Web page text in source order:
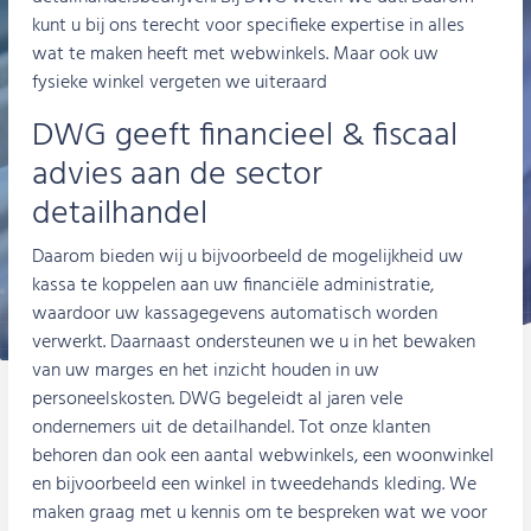
kunt u bij ons terecht voor specifieke expertise in alles
wat te maken heeft met webwinkels. Maar ook uw
fysieke winkel vergeten we uiteraard
DWG geeft financieel & fiscaal
advies aan de sector
detailhandel
Daarom bieden wij u bijvoorbeeld de mogelijkheid uw
kassa te koppelen aan uw financiële administratie,
waardoor uw kassagegevens automatisch worden
verwerkt. Daarnaast ondersteunen we u in het bewaken
van uw marges en het inzicht houden in uw
personeelskosten. DWG begeleidt al jaren vele
ondernemers uit de detailhandel. Tot onze klanten
behoren dan ook een aantal webwinkels, een woonwinkel
en bijvoorbeeld een winkel in tweedehands kleding. We
maken graag met u kennis om te bespreken wat we voor